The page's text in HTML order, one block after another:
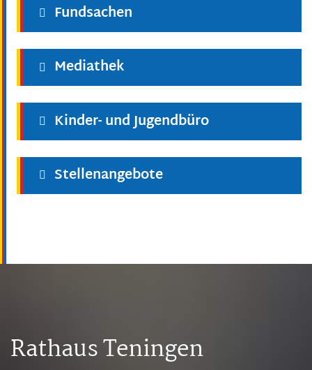
Fundsachen
Mediathek
Kinder- und Jugendbüro
Stellenangebote
Rathaus Teningen